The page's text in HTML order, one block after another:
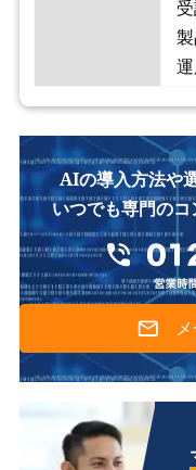
AIの導入方法や
いつでも専門の